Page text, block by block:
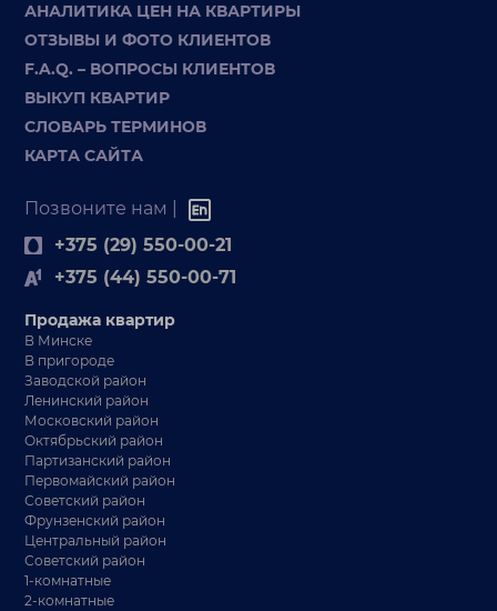
АНАЛИТИКА ЦЕН НА КВАРТИРЫ
ОТЗЫВЫ И ФОТО КЛИЕНТОВ
F.A.Q. – ВОПРОСЫ КЛИЕНТОВ
ВЫКУП КВАРТИР
СЛОВАРЬ ТЕРМИНОВ
КАРТА САЙТА
Позвоните нам |
+375 (29) 550-00-21
+375 (44) 550-00-71
Продажа квартир
В Минске
В пригороде
Заводской район
Ленинский район
Московский район
Октябрьский район
Партизанский район
Первомайский район
Советский район
Фрунзенский район
Центральный район
Советский район
1-комнатные
2-комнатные